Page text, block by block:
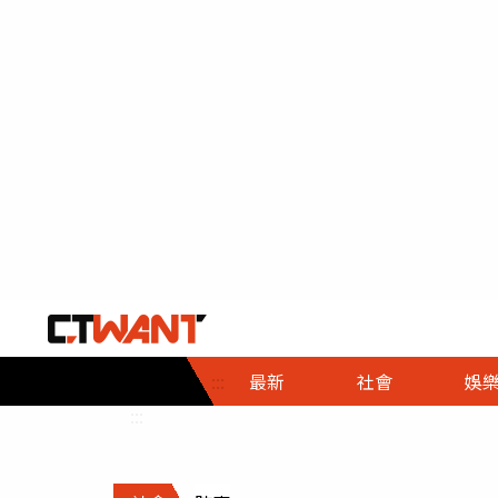
::: 最新 社會
社會首頁
時事
調查
娛樂
娛樂首頁
即時
財經首頁
熱線
政